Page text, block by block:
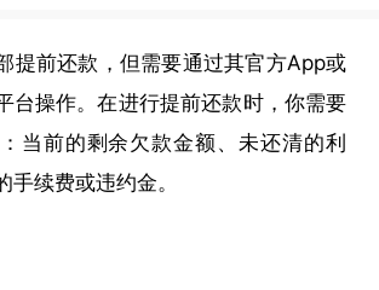
提前还款，但需要通过其官方App或
台操作。在进行提前还款时，你需要
当前的剩余欠款金额、未还清的利
手续费或违约金。